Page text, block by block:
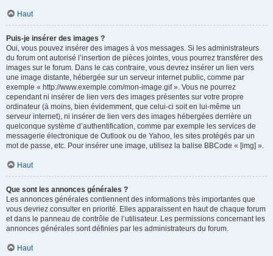
Haut
Puis-je insérer des images ?
Oui, vous pouvez insérer des images à vos messages. Si les administrateurs
du forum ont autorisé l’insertion de pièces jointes, vous pourrez transférer des
images sur le forum. Dans le cas contraire, vous devrez insérer un lien vers
une image distante, hébergée sur un serveur internet public, comme par
exemple « http://www.exemple.com/mon-image.gif ». Vous ne pourrez
cependant ni insérer de lien vers des images présentes sur votre propre
ordinateur (à moins, bien évidemment, que celui-ci soit en lui-même un
serveur internet), ni insérer de lien vers des images hébergées derrière un
quelconque système d’authentification, comme par exemple les services de
messagerie électronique de Outlook ou de Yahoo, les sites protégés par un
mot de passe, etc. Pour insérer une image, utilisez la balise BBCode « [img] ».
Haut
Que sont les annonces générales ?
Les annonces générales contiennent des informations très importantes que
vous devriez consulter en priorité. Elles apparaissent en haut de chaque forum
et dans le panneau de contrôle de l’utilisateur. Les permissions concernant les
annonces générales sont définies par les administrateurs du forum.
Haut